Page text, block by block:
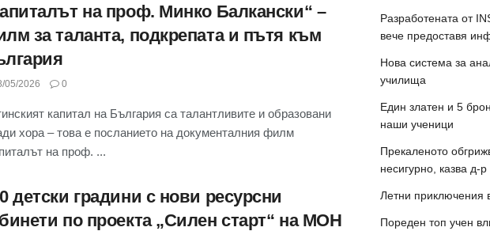
на проф. Минко Балкански“ –
за таланта, подкрепата и пътя към
05/2026 0
капитал на България са талантливите и образовани
хора – това е посланието на документалния филм
на проф. ...
детски градини с нови ресурсни
по проекта „Силен старт“ на МОН
Разработената от
вече предоставя
Нова система за
училища
Един златен и 5
наши ученици
Прекаленото
несигурно, казва д-
Летни приключения
Пореден топ учен